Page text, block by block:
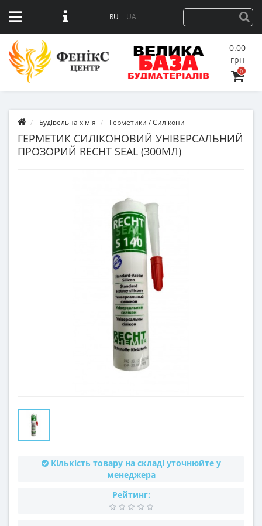
RU UA
0.00
грн
0
Будівельна хімія Герметики / Силікони
ГЕРМЕТИК СИЛІКОНОВИЙ УНІВЕРСАЛЬНИЙ
ПРОЗОРИЙ RECHT SEAL (300МЛ)
Кількість товару на складі уточнюйте у
менеджера
Рейтинг: